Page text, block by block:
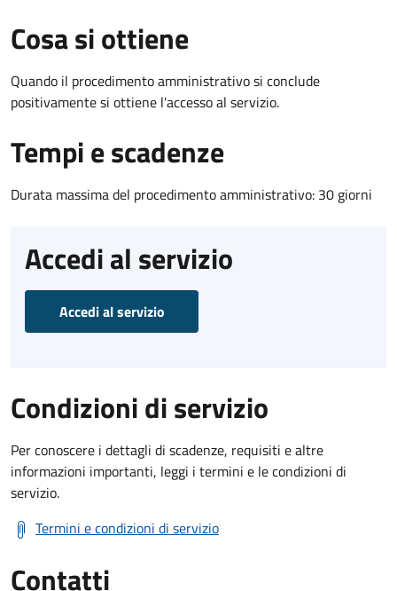
Cosa si ottiene
Quando il procedimento amministrativo si conclude
positivamente si ottiene l'accesso al servizio.
Tempi e scadenze
Durata massima del procedimento amministrativo: 30 giorni
Accedi al servizio
Accedi al servizio
Condizioni di servizio
Per conoscere i dettagli di scadenze, requisiti e altre
informazioni importanti, leggi i termini e le condizioni di
servizio.
Termini e condizioni di servizio
Contatti